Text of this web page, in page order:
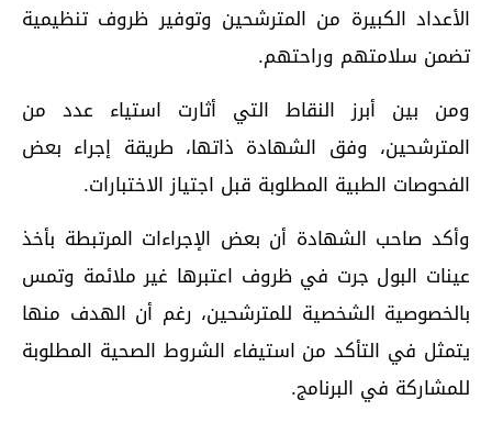
الأعداد الكبيرة من المترشحين وتوفير ظروف تنظيمية
تضمن سلامتهم وراحتهم.
ومن بين أبرز النقاط التي أثارت استياء عدد من
المترشحين، وفق الشهادة ذاتها، طريقة إجراء بعض
الفحوصات الطبية المطلوبة قبل اجتياز الاختبارات.
وأكد صاحب الشهادة أن بعض الإجراءات المرتبطة بأخذ
عينات البول جرت في ظروف اعتبرها غير ملائمة وتمس
بالخصوصية الشخصية للمترشحين، رغم أن الهدف منها
يتمثل في التأكد من استيفاء الشروط الصحية المطلوبة
للمشاركة في البرنامج.